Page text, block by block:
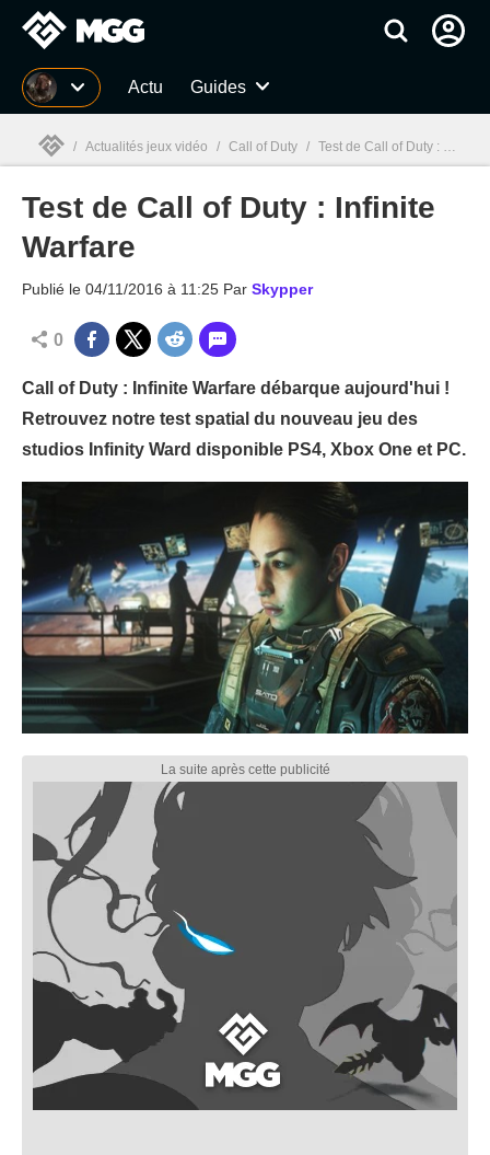
MGG Actu Guides
MGG
/ Actualités jeux vidéo / Call of Duty / Test de Call of Duty : Infinite Warfare
Test de Call of Duty : Infinite
Warfare
Publié le 04/11/2016 à 11:25 Par Skypper
0
Call of Duty : Infinite Warfare débarque aujourd'hui !
Retrouvez notre test spatial du nouveau jeu des
studios Infinity Ward disponible PS4, Xbox One et PC.